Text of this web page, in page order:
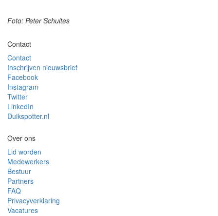
Foto: Peter Schultes
Contact
Contact
Inschrijven nieuwsbrief
Facebook
Instagram
Twitter
LinkedIn
Duikspotter.nl
Over ons
Lid worden
Medewerkers
Bestuur
Partners
FAQ
Privacyverklaring
Vacatures